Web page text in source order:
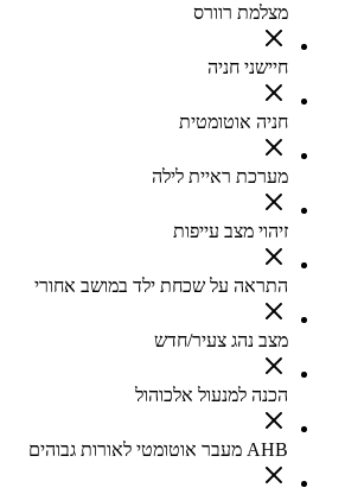
מצלמת רוורס
חיישני חניה
חניה אוטומטית
מערכת ראיית לילה
זיהוי מצב עייפות
התראה על שכחת ילד במושב אחורי
מצב נהג צעיר/חדש
הכנה למנעול אלכוהול
AHB מעבר אוטומטי לאורות גבוהים